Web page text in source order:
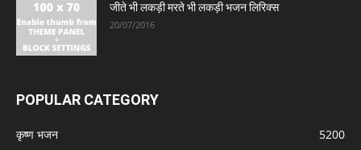
जीते भी लकड़ी मरते भी लकड़ी भजन लिरिक्स
20/07/2016
POPULAR CATEGORY
कृष्ण भजन
5200